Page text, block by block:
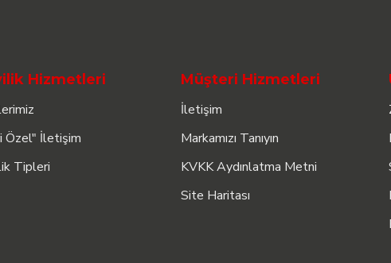
Hizmetleri
Özel" İletişim
Tipleri
Müşteri Hizmetleri
İletişim
Markamızı Tanıyın
KVKK Aydınlatma Metni
Site Haritası